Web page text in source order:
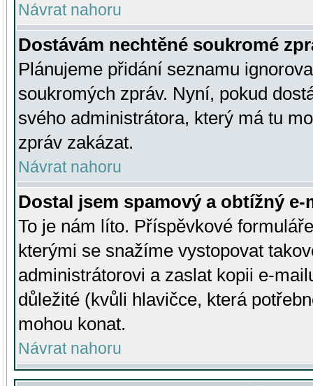
Návrat nahoru
Dostávám nechtěné soukromé
Plánujeme přidání seznamu
soukromých zpráv. Nyní, pokud
svého administrátora, který má tu
zpráv zakázat.
Návrat nahoru
Dostal jsem spamový a obtížný
To je nám líto. Příspěvkové
kterými se snažíme vystopovat
administrátorovi a zaslat kopii e-
důležité (kvůli hlavičce, která
mohou konat.
Návrat nahoru